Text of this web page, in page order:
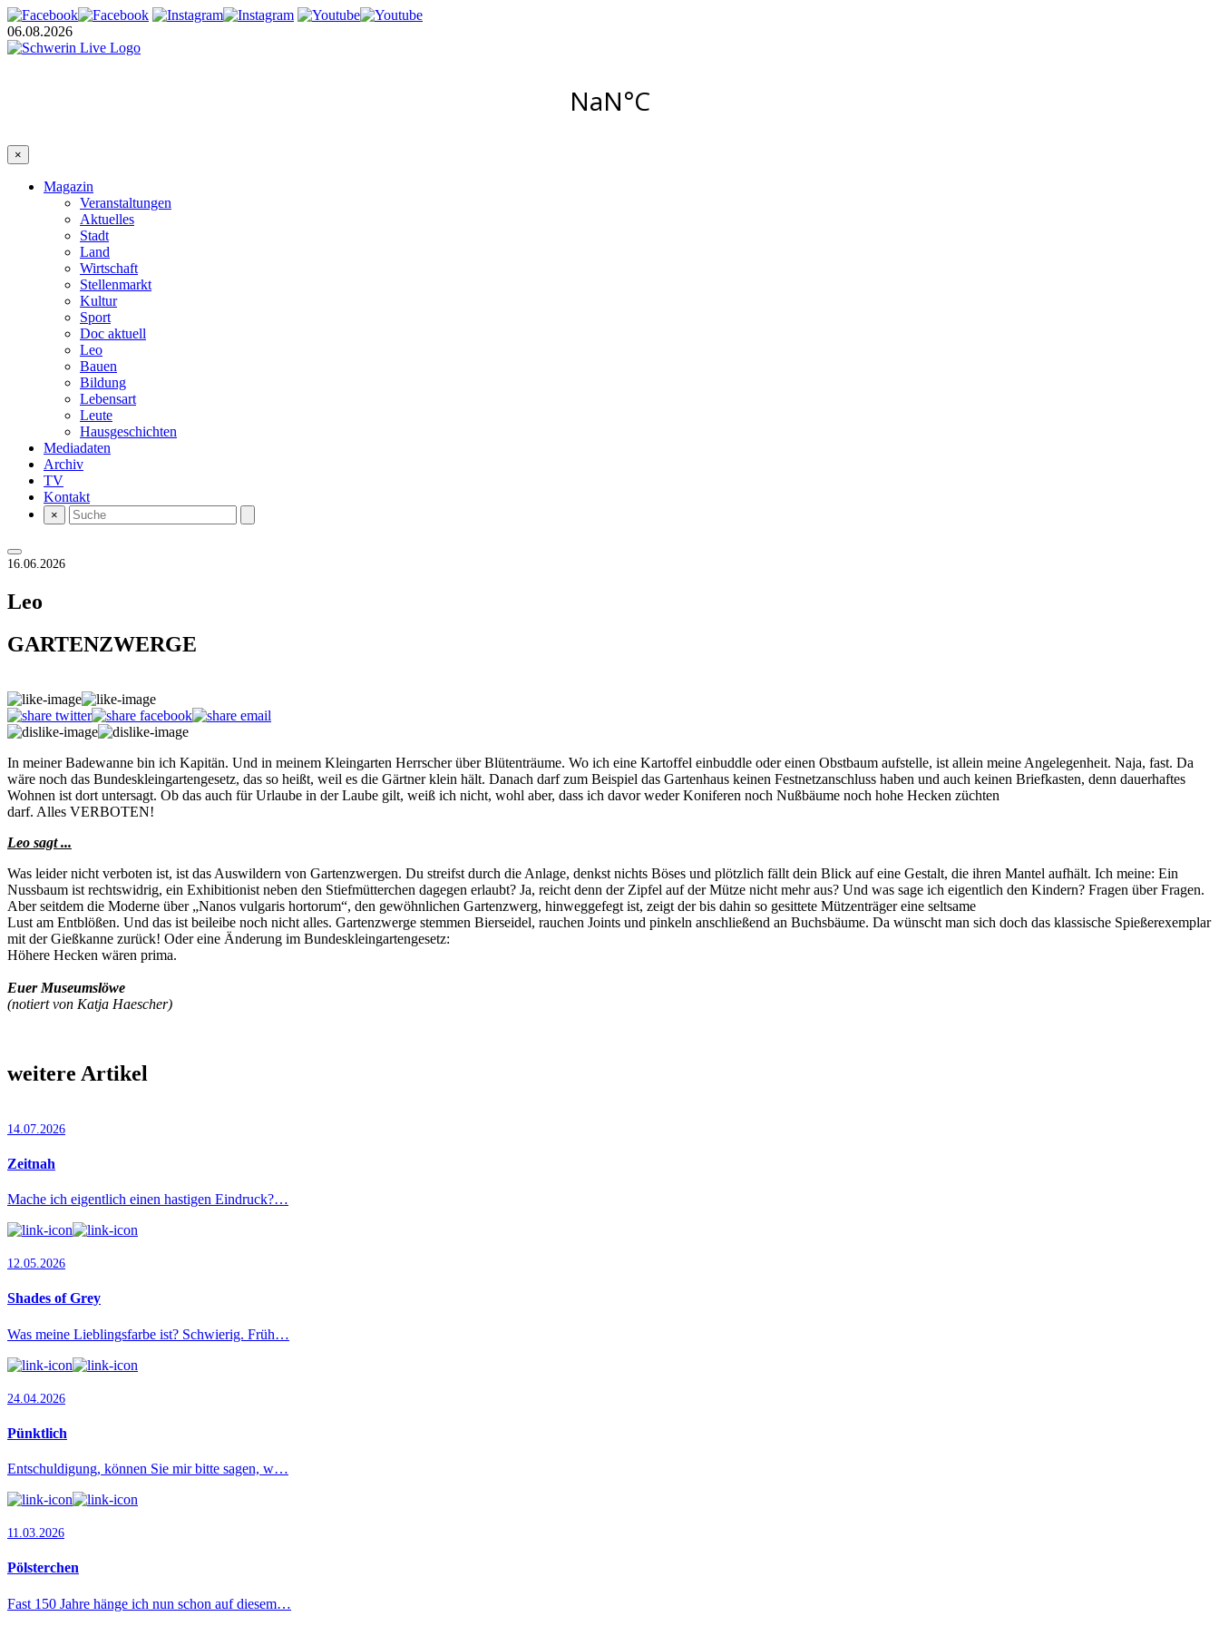
06.08.2026
×
Magazin
Veranstaltungen
Aktuelles
Stadt
Land
Wirtschaft
Stellenmarkt
Kultur
Sport
Doc aktuell
Leo
Bauen
Bildung
Lebensart
Leute
Hausgeschichten
Mediadaten
Archiv
TV
Kontakt
×
16.06.2026
Leo
GARTENZWERGE
In meiner Badewanne bin ich Kapitän. Und in meinem Kleingarten Herrscher über Blütenträume. Wo ich eine Kartoffel einbuddle oder einen Obstbaum aufstelle, ist allein meine Angelegenheit. Naja, fast. Da
wäre noch das Bundeskleingartengesetz, das so heißt, weil es die Gärtner klein hält. Danach darf zum Beispiel das Gartenhaus keinen Festnetzanschluss haben und auch keinen Briefkasten, denn dauerhaftes
Wohnen ist dort untersagt. Ob das auch für Urlaube in der Laube gilt, weiß ich nicht, wohl aber, dass ich davor weder Koniferen noch Nußbäume noch hohe Hecken züchten
darf. Alles VERBOTEN!
Leo sagt ...
Was leider nicht verboten ist, ist das Auswildern von Gartenzwergen. Du streifst durch die Anlage, denkst nichts Böses und plötzlich fällt dein Blick auf eine Gestalt, die ihren Mantel aufhält. Ich meine: Ein
Nussbaum ist rechtswidrig, ein Exhibitionist neben den Stiefmütterchen dagegen erlaubt? Ja, reicht denn der Zipfel auf der Mütze nicht mehr aus? Und was sage ich eigentlich den Kindern? Fragen über Fragen.
Aber seitdem die Moderne über „Nanos vulgaris hortorum“, den gewöhnlichen Gartenzwerg, hinweggefegt ist, zeigt der bis dahin so gesittete Mützenträger eine seltsame
Lust am Entblößen. Und das ist beileibe noch nicht alles. Gartenzwerge stemmen Bierseidel, rauchen Joints und pinkeln anschließend an Buchsbäume. Da wünscht man sich doch das klassische Spießerexemplar
mit der Gießkanne zurück! Oder eine Änderung im Bundeskleingartengesetz:
Höhere Hecken wären prima.
Euer Museumslöwe
(notiert von Katja Haescher)
weitere Artikel
14.07.2026
Zeitnah
Mache ich eigentlich einen hastigen Eindruck?…
12.05.2026
Shades of Grey
Was meine Lieblingsfarbe ist? Schwierig. Früh…
24.04.2026
Pünktlich
Entschuldigung, können Sie mir bitte sagen, w…
11.03.2026
Pölsterchen
Fast 150 Jahre hänge ich nun schon auf diesem…